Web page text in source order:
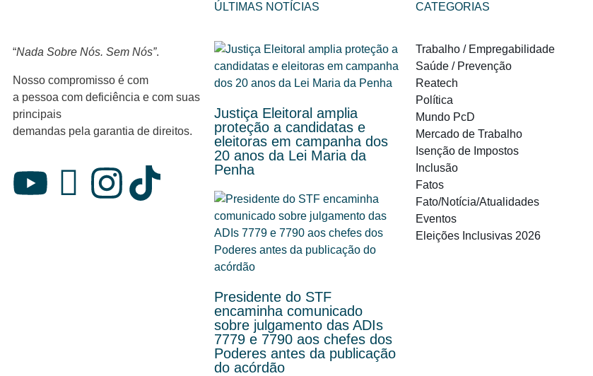
“Nada Sobre Nós. Sem Nós”.
Nosso compromisso é com
a pessoa com deficiência e com suas
principais
demandas pela garantia de direitos.
ÚLTIMAS NOTÍCIAS
Justiça Eleitoral amplia
proteção a candidatas e
eleitoras em campanha dos
20 anos da Lei Maria da
Penha
Presidente do STF
encaminha comunicado
sobre julgamento das ADIs
7779 e 7790 aos chefes dos
Poderes antes da publicação
do acórdão
CATEGORIAS
Trabalho / Empregabilidade
Saúde / Prevenção
Reatech
Política
Mundo PcD
Mercado de Trabalho
Isenção de Impostos
Inclusão
Fatos
Fato/Notícia/Atualidades
Eventos
Eleições Inclusivas 2026